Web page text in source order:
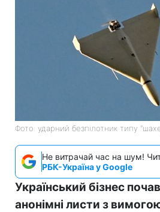
Фото: ударний безпілотник типу
Не витрачай час на шум!
РБК-Україна у Google
Український бізнес
анонімні листи з